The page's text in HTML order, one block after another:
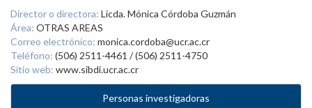
Director o directora: Licda. Mónica Córdoba Guzmán
Área: OTRAS AREAS
Correo electrónico: monica.cordoba@ucr.ac.cr
Teléfono: (506) 2511-4461 / (506) 2511-4750
Sitio web: www.sibdi.ucr.ac.cr
Personas investigadoras